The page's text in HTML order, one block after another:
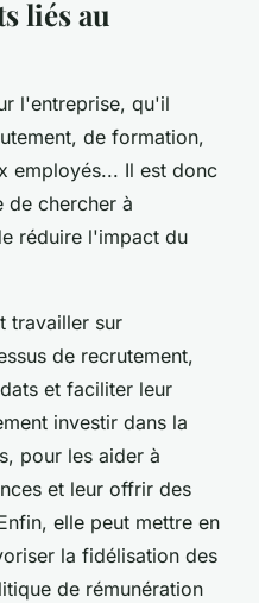
liés au
l'entreprise, qu'il
de formation,
employés... Il est donc
de chercher à
réduire l'impact du
travailler sur
de recrutement,
et faciliter leur
investir dans la
pour les aider à
et leur offrir des
elle peut mettre en
la fidélisation des
de rémunération